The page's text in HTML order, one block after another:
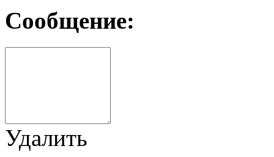
Сообщение:
Удалить